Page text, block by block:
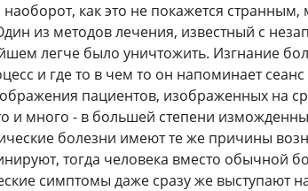
наоборот, как это не покажется
из методов лечения, известный с
легче было уничтожить. Изгнание
и где то в чем то он напоминает
пациентов, изображенных на
и много - в большей степени
болезни имеют те же причины
тогда человека вместо обычной
симптомы даже сразу же выступают